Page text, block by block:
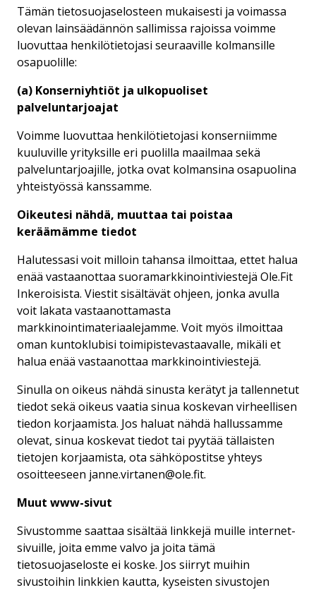
Tämän tietosuojaselosteen mukaisesti ja voimassa
olevan lainsäädännön sallimissa rajoissa voimme
luovuttaa henkilötietojasi seuraaville kolmansille
osapuolille:
(a) Konserniyhtiöt ja ulkopuoliset
palveluntarjoajat
Voimme luovuttaa henkilötietojasi konserniimme
kuuluville yrityksille eri puolilla maailmaa sekä
palveluntarjoajille, jotka ovat kolmansina osapuolina
yhteistyössä kanssamme.
Oikeutesi nähdä, muuttaa tai poistaa
keräämämme tiedot
Halutessasi voit milloin tahansa ilmoittaa, ettet halua
enää vastaanottaa suoramarkkinointiviestejä Ole.Fit
Inkeroisista. Viestit sisältävät ohjeen, jonka avulla
voit lakata vastaanottamasta
markkinointimateriaalejamme. Voit myös ilmoittaa
oman kuntoklubisi toimipistevastaavalle, mikäli et
halua enää vastaanottaa markkinointiviestejä.
Sinulla on oikeus nähdä sinusta kerätyt ja tallennetut
tiedot sekä oikeus vaatia sinua koskevan virheellisen
tiedon korjaamista. Jos haluat nähdä hallussamme
olevat, sinua koskevat tiedot tai pyytää tällaisten
tietojen korjaamista, ota sähköpostitse yhteys
osoitteeseen janne.virtanen@ole.fit.
Muut www-sivut
Sivustomme saattaa sisältää linkkejä muille internet-
sivuille, joita emme valvo ja joita tämä
tietosuojaseloste ei koske. Jos siirryt muihin
sivustoihin linkkien kautta, kyseisten sivustojen